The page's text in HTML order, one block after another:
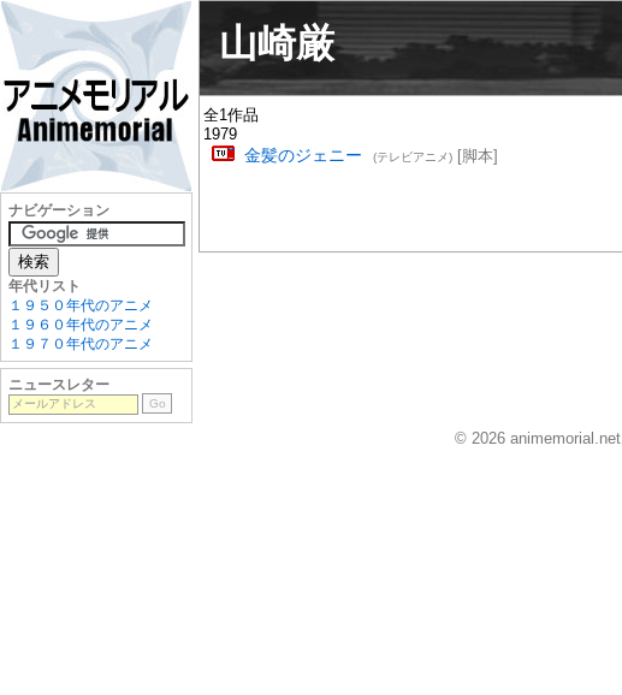
山崎厳
全1作品
1979
金髪のジェニー (テレビアニメ)[脚本]
ナビゲーション
年代リスト
１９５０年代のアニメ
１９６０年代のアニメ
１９７０年代のアニメ
ニュースレター
© 2026 animemorial.net